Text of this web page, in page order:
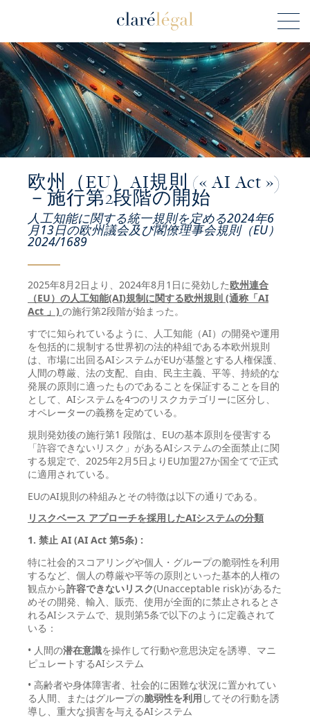
欧州（EU）AI規則 (« AI Act »)
－施行第2段階の開始
人工知能に関する統一規則を定める2024年6
月13日の欧州議会及び閣僚理事会規則（EU）
2024/1689
2025年8月2日より、2024年8月1日に発効した欧州連合
（EU）の人工知能(AI)規制に関する欧州規則 (通称「AI
Act 」) の施行第2段階が始まった。
すでに知られているように、人工知能（AI）の開発や運用
を包括的に規制する世界初の法的枠組である本欧州規則
は、市場に出回るAIシステムがEUが基盤とする人権保護、
人間の尊厳、法の支配、自由、民主主義、平等、持続的な
発展の原則に適ったものであることを保証することを目的
として、AIシステムを4つのリスクカテゴリーに区分し、
オペレーターの義務を定めている。
規則発効後の施行第1 段階は、EUの基本原則を侵害する
「許容できないリスク」があるAIシステムの全面禁止に関
する規定で、2025年2月5日よりEU加盟27か国全てで正式
に適用されている。
EUのAI規則の枠組みとその特徴は以下の通りである。
リスクベース アプローチを採用したAIシステムの分類
1. 禁止 AI (AI Act 第5条) :
特に社会的スコアリングや個人・グループの脆弱性を利用
するなど、個人の尊厳や平等の原則といった基本的人権の
観点から許容できないリスク(Unacceptable risk)があるた
めその開発、輸入、販売、使用が全面的に禁止されるとさ
れるAIシステムで、規則第5条で以下のように定義されて
いる：
• 人間の潜在意識を操作して行動や意思決定を誘導、マニ
ピュレートするAIシステム
• 高齢者や身体障害者、社会的に困難な状況に置かれてい
る人間、またはグループの脆弱性を利用 してその行動を誘
導し、重大な損害を与えるAIシステム